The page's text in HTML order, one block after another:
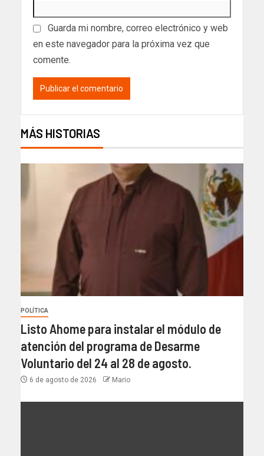
Guarda mi nombre, correo electrónico y web
en este navegador para la próxima vez que
comente.
MÁS HISTORIAS
POLÍTICA
Listo Ahome para instalar el módulo de
atención del programa de Desarme
Voluntario del 24 al 28 de agosto.
6 de agosto de 2026 Mario